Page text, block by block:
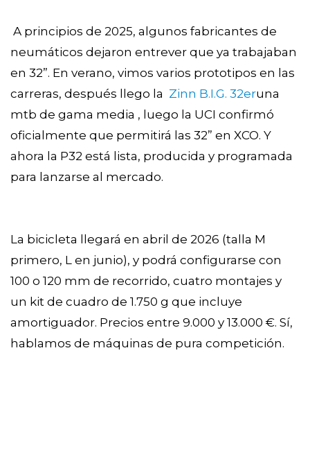
A principios de 2025, algunos fabricantes de
neumáticos dejaron entrever que ya trabajaban
en 32”. En verano, vimos varios prototipos en las
carreras, después llego la Zinn B.I.G. 32eruna
mtb de gama media , luego la UCI confirmó
oficialmente que permitirá las 32” en XCO. Y
ahora la P32 está lista, producida y programada
para lanzarse al mercado.
La bicicleta llegará en abril de 2026 (talla M
primero, L en junio), y podrá configurarse con
100 o 120 mm de recorrido, cuatro montajes y
un kit de cuadro de 1.750 g que incluye
amortiguador. Precios entre 9.000 y 13.000 €. Sí,
hablamos de máquinas de pura competición.